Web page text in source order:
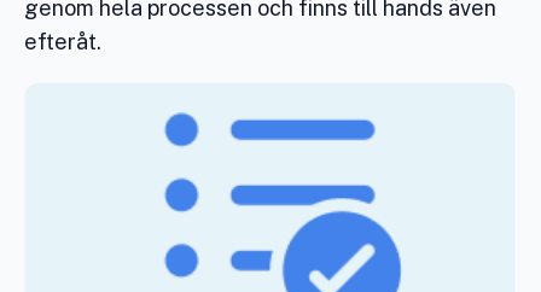
genom hela processen och finns till hands även
efteråt.